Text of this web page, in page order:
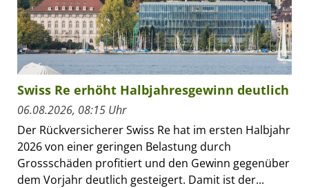
Swiss Re erhöht Halbjahresgewinn deutlich
06.08.2026, 08:15 Uhr
Der Rückversicherer Swiss Re hat im ersten Halbjahr
2026 von einer geringen Belastung durch
Grossschäden profitiert und den Gewinn gegenüber
dem Vorjahr deutlich gesteigert. Damit ist der...